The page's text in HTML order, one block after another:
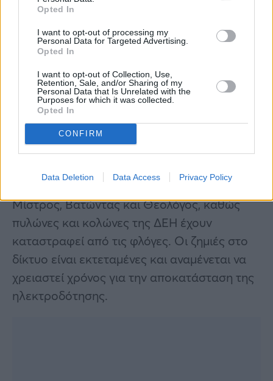
Opted In
I want to opt-out of processing my
Personal Data for Targeted Advertising.
Opted In
I want to opt-out of Collection, Use,
Retention, Sale, and/or Sharing of my
Personal Data that Is Unrelated with the
Purposes for which it was collected.
Opted In
CONFIRM
Data Deletion Data Access Privacy Policy
Παράλληλα, ανακοινώθηκε ότι όλα τα ζώα
του Δημοτικού Καταφυγίου έχουν ήδη
μεταφερθεί στο γήπεδο ποδοσφαίρου
Ο Δήμος καλεί όσους εθελοντές φιλοξενούν
ζώα από το καταφύγιο, να τα μεταφέρουν
επίσης στο ίδιο σημείο, για λόγους
ασφάλειας και οργάνωσης.
μείνει μέχρι στιγμής τα χωριά Πούρνος,
Μίστρος, Βατώντας και Θεολόγος, καθώς
πυλώνες και κολώνες της ΔΕΗ έχουν
καταστραφεί από τις φλόγες. Οι ζημιές στο
δίκτυο είναι εκτεταμένες και αναμένεται να
χρειαστεί χρόνος για την αποκατάσταση της
ηλεκτροδότησης.